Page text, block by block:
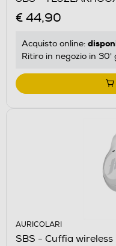
€ 44,90
Acquisto online:
Ritiro in negozio in 30'
AURICOLARI
SBS - Cuffia